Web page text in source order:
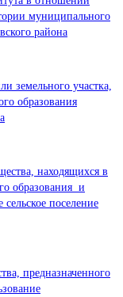
муниципального
района
земельного участка,
образования
находящихся в
образования и
поселение
предназначенного